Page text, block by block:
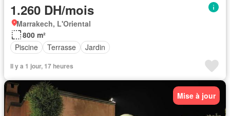
1.260 DH/mois
Marrakech, L'Oriental
800 m²
Piscine
Terrasse Jardin
Il y a 1 jour, 17 heures
Mise à jour